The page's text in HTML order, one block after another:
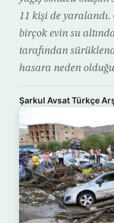
11 kişi de yaralandı.
birçok evin su
tarafından
hasara neden
Şarkul Avsat Türkçe